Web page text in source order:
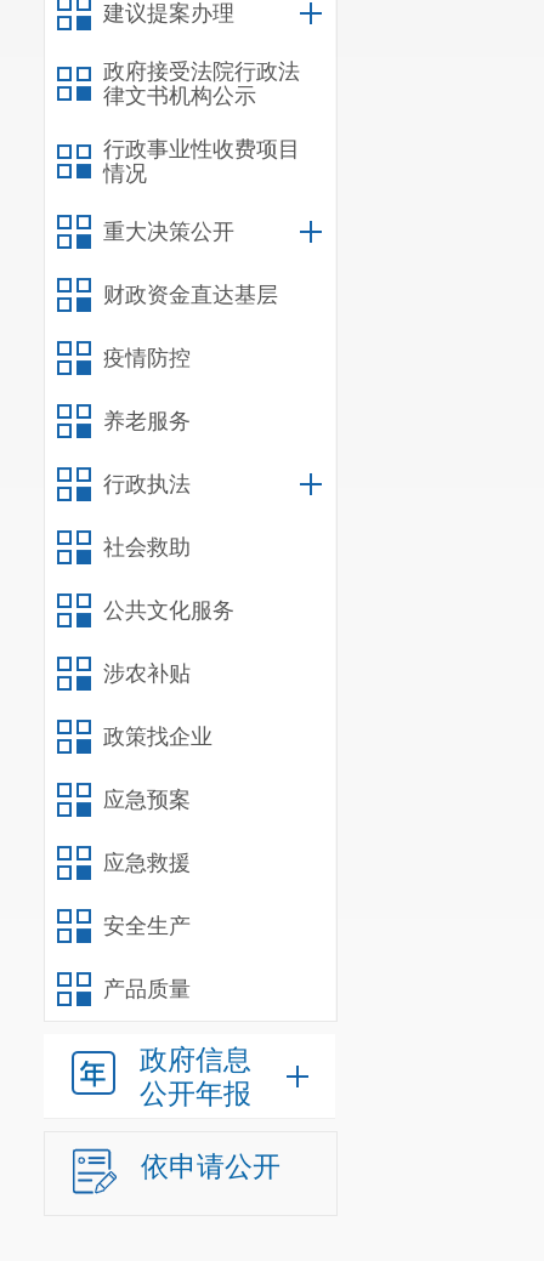
建议提案办理
政府接受法院行政法
律文书机构公示
行政事业性收费项目
情况
重大决策公开
财政资金直达基层
疫情防控
养老服务
行政执法
社会救助
公共文化服务
涉农补贴
政策找企业
应急预案
应急救援
安全生产
产品质量
政府信息
公开年报
依申请公开